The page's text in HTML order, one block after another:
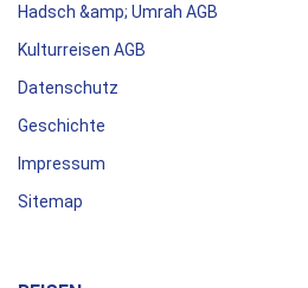
Hadsch &amp; Umrah AGB
Kulturreisen AGB
Datenschutz
Geschichte
Impressum
Sitemap